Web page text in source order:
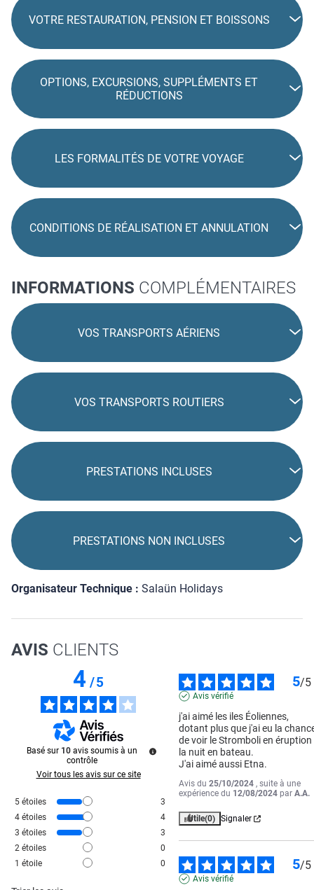
VOTRE RESTAURATION, PENSION ET BOISSONS
OPTIONS, EXCURSIONS, SUPPLÉMENTS ET
RÉDUCTIONS
LES FORMALITÉS DE VOTRE VOYAGE
CONDITIONS DE RÉALISATION ET ANNULATION
INFORMATIONS COMPLÉMENTAIRES
VOS TRANSPORTS AÉRIENS
VOS TRANSPORTS ROUTIERS
PRESTATIONS INCLUSES
PRESTATIONS NON INCLUSES
Organisateur Technique : Salaün Holidays
AVIS CLIENTS
4/5
Basé sur 10 avis soumis à un
contrôle
Voir tous les avis sur ce site
5 étoiles
3
4 étoiles
4
3 étoiles
3
2 étoiles
0
1 étoile 0
5/5
Avis vérifié
j'ai aimé les iles Éoliennes,
dotant plus que j'ai eu la
de voir le Stromboli en éruption
la nuit en bateau.
J'ai aimé aussi Etna.
Avis du25/10/2024 , suite à une
expérience du 12/08/2024 parA.A.
Utile(0) Signaler
5/5
Avis vérifié